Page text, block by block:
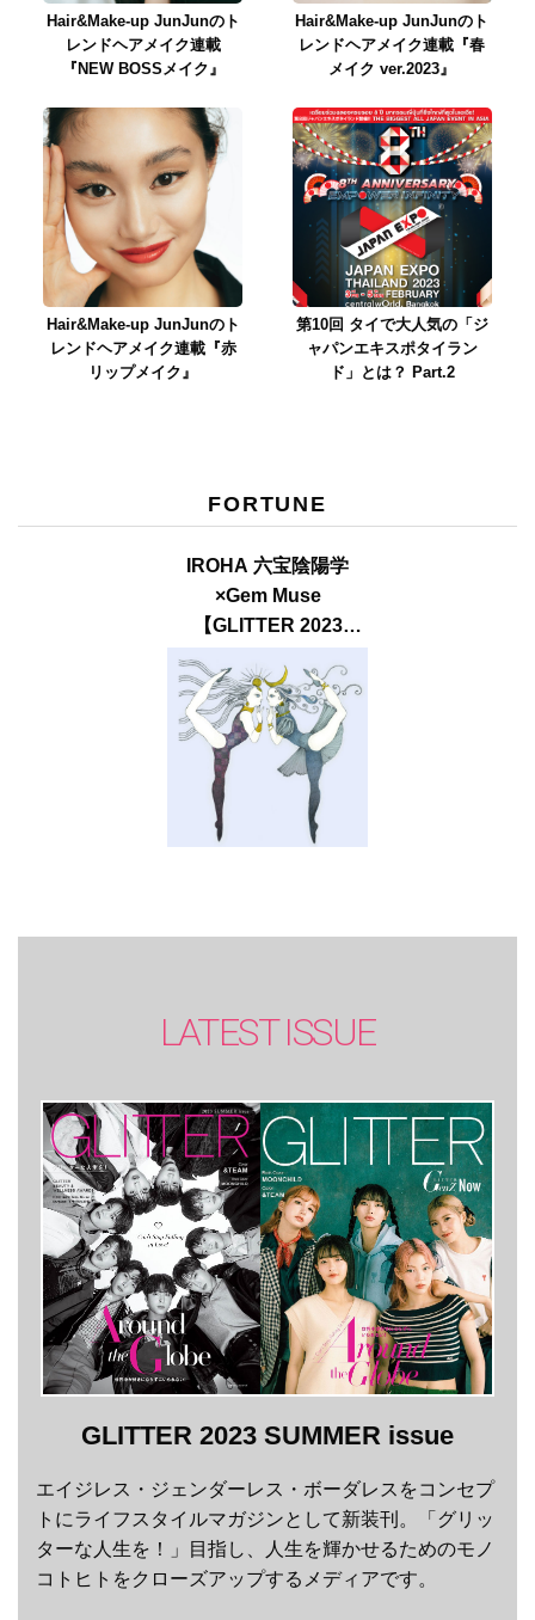
Hair&Make-up JunJunのト
レンドヘアメイク連載
『NEW BOSSメイク』
Hair&Make-up JunJunのト
レンドヘアメイク連載『春
メイク ver.2023』
Hair&Make-up JunJunのト
レンドヘアメイク連載『赤
リップメイク』
第10回 タイで大人気の「ジ
ャパンエキスポタイラン
ド」とは？ Part.2
FORTUNE
IROHA 六宝陰陽学
×Gem Muse
【GLITTER 2023
SUMMER issue】
LATEST ISSUE
GLITTER 2023 SUMMER issue
エイジレス・ジェンダーレス・ボーダレスをコンセプ
トにライフスタイルマガジンとして新装刊。「グリッ
ターな人生を！」目指し、人生を輝かせるためのモノ
コトヒトをクローズアップするメディアです。